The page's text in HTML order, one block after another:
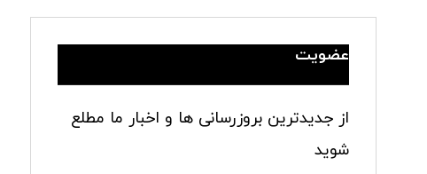
عضویت
از جدیدترین بروزرسانی ها و اخبار ما مطلع
شوید